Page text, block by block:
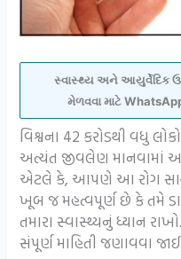
સ્વાસ્થ્ય અને આયુર્વેદિક
મેળવવા માટે
વિશ્વના 42 કરોડથી વધુ
અત્યંત જીવલેણ માનવામાં
એટલે કે, આપણે આ રોગ સાથે
ખૂબ જ મહત્વપૂર્ણ છે કે તમે
તમારા સ્વાસ્થ્યનું ધ્યાન
સંપૂર્ણ માહિતી જણાવવા